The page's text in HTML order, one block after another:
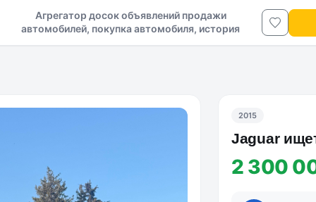
Агрегатор досок объявлений продажи
автомобилей, покупка автомобиля, история
авто в ДНР и ЛНР
2015
Jаguаr
2 300